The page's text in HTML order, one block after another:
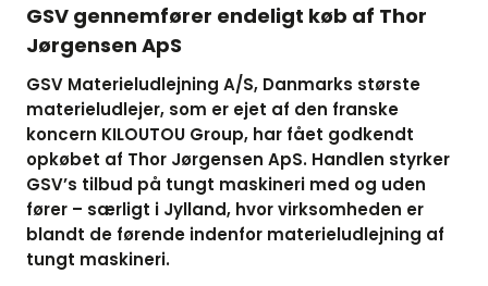
GSV gennemfører endeligt køb af Thor
Jørgensen ApS
GSV Materieludlejning A/S, Danmarks største
materieludlejer, som er ejet af den franske
koncern KILOUTOU Group, har fået godkendt
opkøbet af Thor Jørgensen ApS. Handlen styrker
GSV’s tilbud på tungt maskineri med og uden
fører – særligt i Jylland, hvor virksomheden er
blandt de førende indenfor materieludlejning af
tungt maskineri.